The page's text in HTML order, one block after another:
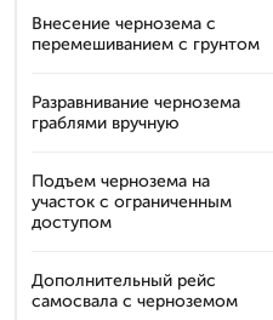
Внесение чернозема с
перемешиванием с грунтом
Разравнивание чернозема
граблями вручную
Подъем чернозема на
участок с ограниченным
доступом
Дополнительный рейс
самосвала с черноземом